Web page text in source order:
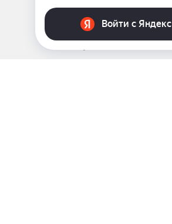
ЗАДАТЬ ВОПРОС